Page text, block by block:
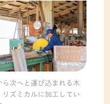
ら次へと運び込まれる木
リズミカルに加工してい